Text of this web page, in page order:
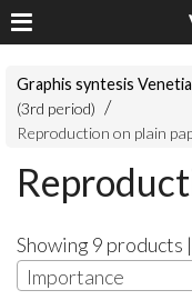
Graphis syntesis
(3rd period)
Reproduction on plain
Showing 9 products
Importance